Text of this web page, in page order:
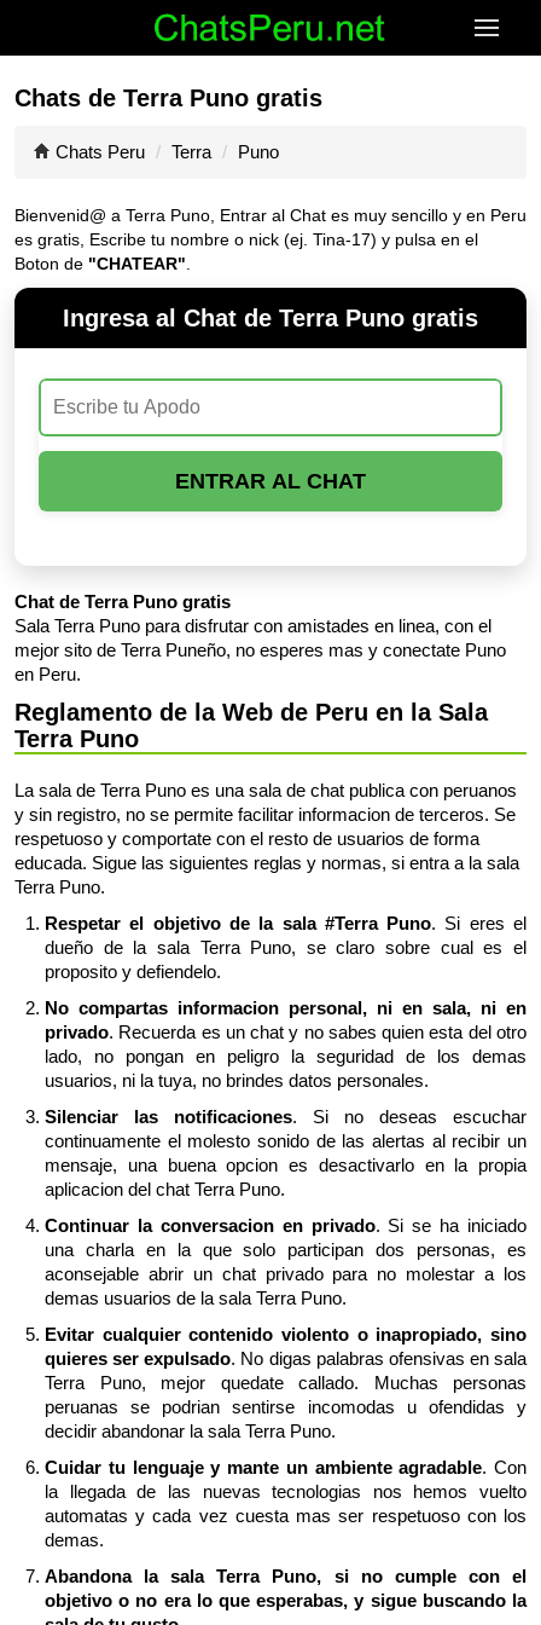
Chats de Terra Puno gratis
Chats Peru Terra Puno
Bienvenid@ a Terra Puno, Entrar al Chat es muy sencillo y en Peru
es gratis, Escribe tu nombre o nick (ej. Tina-17) y pulsa en el
Boton de "CHATEAR"
Ingresa al Chat de Terra Puno gratis
ENTRAR AL CHAT
Chat de Terra Puno gratis
Sala Terra Puno para disfrutar con amistades en linea, con el
mejor sito de Terra Puneño, no esperes mas y conectate Puno
en Peru.
Reglamento de la Web de Peru en la Sala
Terra Puno
La sala de Terra Puno es una sala de chat publica con peruanos
y sin registro, no se permite facilitar informacion de terceros. Se
respetuoso y comportate con el resto de usuarios de forma
educada. Sigue las siguientes reglas y normas, si entra a la sala
Terra Puno.
Respetar el objetivo de la sala #Terra Puno. Si eres el
dueño de la sala Terra Puno, se claro sobre cual es el
proposito y defiendelo.
No compartas informacion personal, ni en sala, ni en
privado. Recuerda es un chat y no sabes quien esta del otro
lado, no pongan en peligro la seguridad de los demas
usuarios, ni la tuya, no brindes datos personales.
Silenciar las notificaciones. Si no deseas escuchar
continuamente el molesto sonido de las alertas al recibir un
mensaje, una buena opcion es desactivarlo en la propia
aplicacion del chat Terra Puno.
Continuar la conversacion en privado. Si se ha iniciado
una charla en la que solo participan dos personas, es
aconsejable abrir un chat privado para no molestar a los
demas usuarios de la sala Terra Puno.
Evitar cualquier contenido violento o inapropiado, sino
quieres ser expulsado. No digas palabras ofensivas en sala
Terra Puno, mejor quedate callado. Muchas personas
peruanas se podrian sentirse incomodas u ofendidas y
decidir abandonar la sala Terra Puno.
Cuidar tu lenguaje y mante un ambiente agradable. Con
la llegada de las nuevas tecnologias nos hemos vuelto
automatas y cada vez cuesta mas ser respetuoso con los
demas.
Abandona la sala Terra Puno, si no cumple con el
objetivo o no era lo que esperabas, y sigue buscando la